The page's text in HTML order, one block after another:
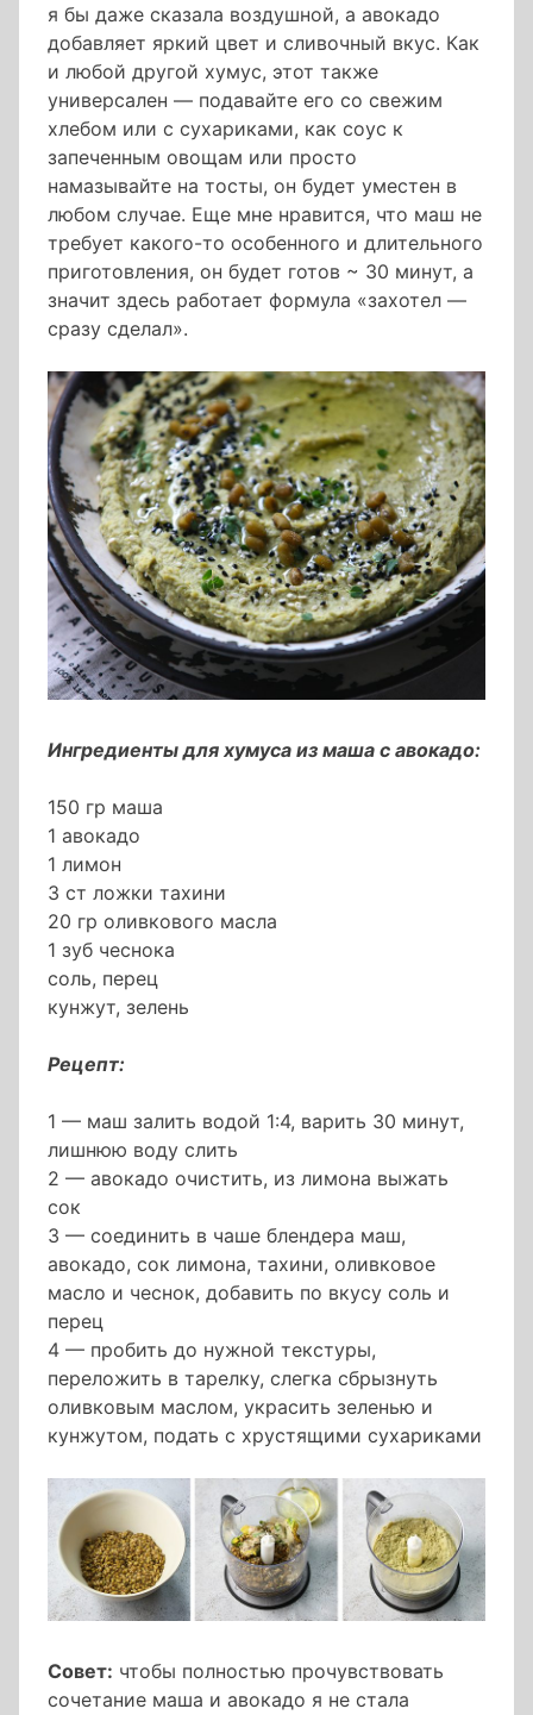
я бы даже сказала воздушной, а авокадо
добавляет яркий цвет и сливочный вкус. Как
и любой другой хумус, этот также
универсален — подавайте его со свежим
хлебом или с сухариками, как соус к
запеченным овощам или просто
намазывайте на тосты, он будет уместен в
любом случае. Еще мне нравится, что маш не
требует какого-то особенного и длительного
приготовления, он будет готов ~ 30 минут, а
значит здесь работает формула «захотел —
сразу сделал».
Ингредиенты для хумуса из маша с авокадо:
150 гр маша
1 авокадо
1 лимон
3 ст ложки тахини
20 гр оливкового масла
1 зуб чеснока
соль, перец
кунжут, зелень
Рецепт:
1 — маш залить водой 1:4, варить 30 минут,
лишнюю воду слить
2 — авокадо очистить, из лимона выжать
сок
3 — соединить в чаше блендера маш,
авокадо, сок лимона, тахини, оливковое
масло и чеснок, добавить по вкусу соль и
перец
4 — пробить до нужной текстуры,
переложить в тарелку, слегка сбрызнуть
оливковым маслом, украсить зеленью и
кунжутом, подать с хрустящими сухариками
Совет: чтобы полностью прочувствовать
сочетание маша и авокадо я не стала